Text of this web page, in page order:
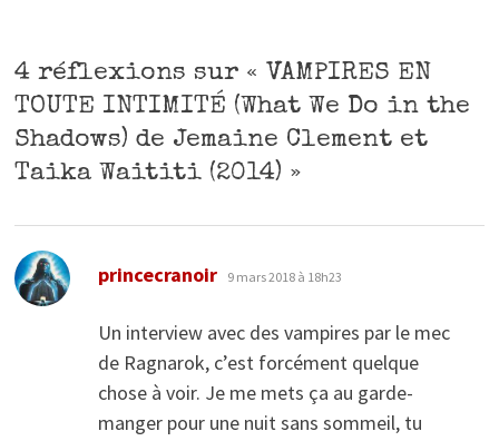
4 réflexions sur « VAMPIRES EN
TOUTE INTIMITÉ (What We Do in the
Shadows) de Jemaine Clement et
Taika Waititi (2014) »
princecranoir dit :
9 mars 2018 à 18h23
Un interview avec des vampires par le mec
de Ragnarok, c’est forcément quelque
chose à voir. Je me mets ça au garde-
manger pour une nuit sans sommeil, tu